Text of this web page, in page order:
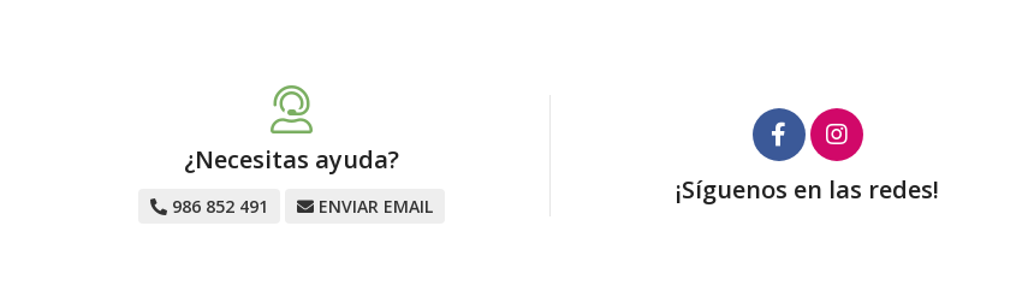
¿Necesitas ayuda?
986 852 491 ENVIAR EMAIL
¡Síguenos en las redes!